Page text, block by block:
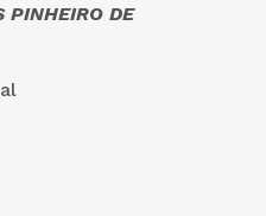
PINHEIRO DE